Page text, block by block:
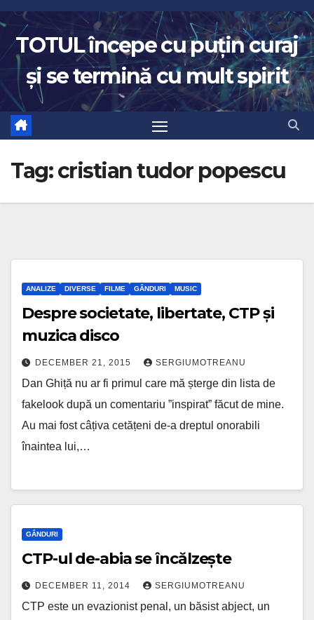
Skip
to
content
TOTUL începe cu puțin curaj
și se termină cu mult spirit
Tag:cristian tudor popescu
ANALIZE DIVERSE FILME GÂNDURI MUSIC
Despre societate, libertate, CTP și
muzica disco
DECEMBER 21, 2015 SERGIUMOTREANU
Dan Ghiță nu ar fi primul care mă șterge din lista de
fakelook după un comentariu ”inspirat” făcut de mine.
Au mai fost câțiva cetățeni de-a dreptul onorabili
înaintea lui,…
GÂNDURI
CTP-ul de-abia se încălzește
DECEMBER 11, 2014 SERGIUMOTREANU
CTP este un evazionist penal, un băsist abject, un